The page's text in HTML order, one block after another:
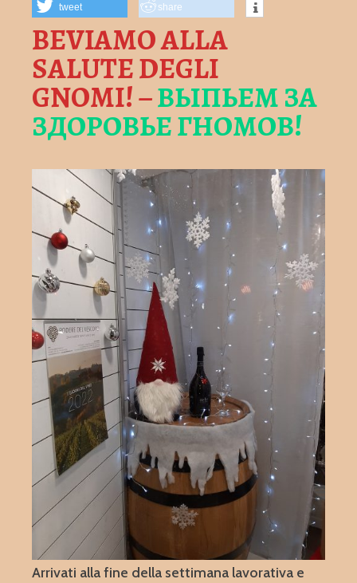
tweet share
BEVIAMO ALLA
SALUTE DEGLI
GNOMI! –ВЫПЬЕМ ЗА
ЗДОРОВЬЕ ГНОМОВ!
Arrivati alla fine della settimana lavorativa e